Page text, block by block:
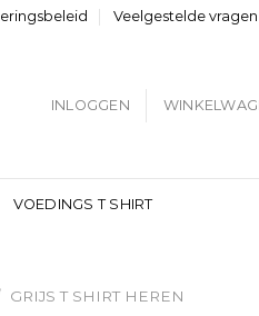
Veelgestelde vragen
INLOGGEN
VOEDINGS T SHIRT
GRIJS T SHIRT HEREN